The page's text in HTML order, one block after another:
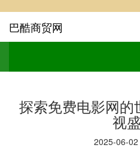
巴酷商贸网
探索免费电影网
视
2025-06-02